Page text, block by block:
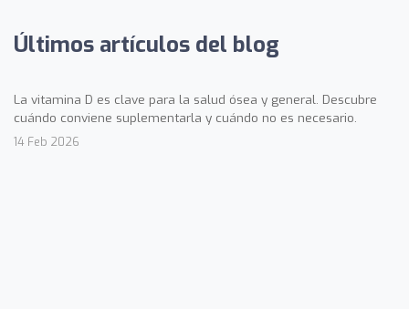
Últimos artículos del blog
La vitamina D es clave para la salud ósea y general. Descubre
cuándo conviene suplementarla y cuándo no es necesario.
14 Feb 2026